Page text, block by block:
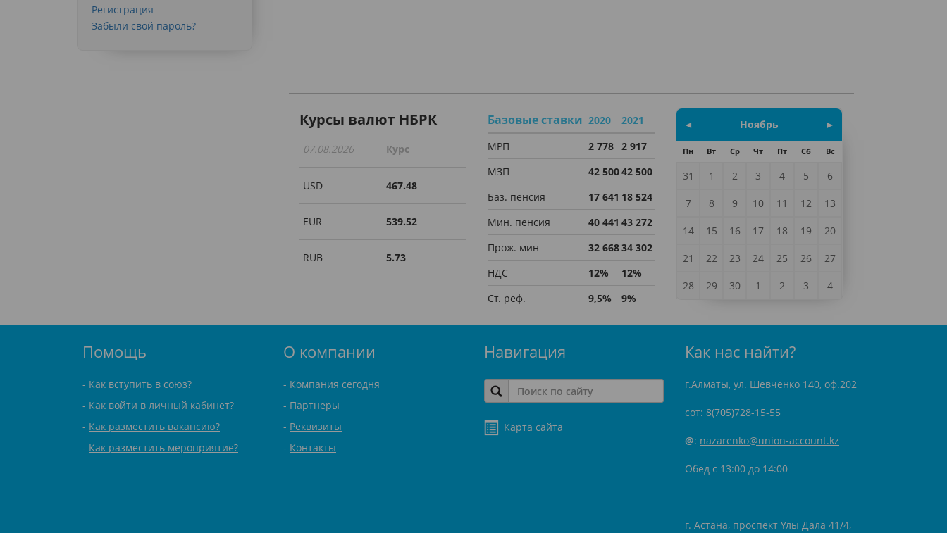
Регистрация
Забыли свой пароль?
Курсы валют НБРК
07.08.2026 Курс
USD 467.48
EUR 539.52
RUB 5.73
Базовые ставки 2020
2021
МРП
2 778 2 917
МЗП
42 50042 500
Баз. пенсия
17 641 18 524
Мин. пенсия
40 441 43 272
Прож. мин
32 66834 302
НДС
12%
12%
Ст. реф.
9,5% 9%
◄ ►
Ноябрь
Пн Вт Ср Чт Пт Сб Вс
31 1 2 3 4 5 6
7 8 9 10 11 12 13
14 15 16 17 18 19 20
21 22 23 24 25 26 27
28 29 30 1 2 3 4
Помощь
Как вступить в союз?
Как войти в личный кабинет?
Как разместить вакансию?
Как разместить мероприятие?
О компании
Компания сегодня
Партнеры
Реквизиты
Контакты
Навигация
Карта сайта
Как нас найти?
г.Алматы, ул. Шевченко 140, оф.202
сот: 8(705)728-15-55
@: nazarenko@union-account.kz
Обед с 13:00 до 14:00
г. Астана, проспект Ұлы Дала 41/4,